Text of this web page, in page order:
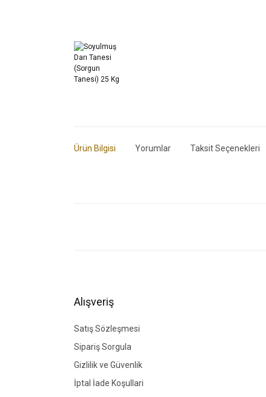
Ürün Bilgisi Yorumlar Taksit Seçenekleri
Ürün fiyatı diğer sitelerden daha pahalı.
Bu ürüne benzer farklı alternatifler olmalı.
Alışveriş
Satış Sözleşmesi
Sipariş Sorgula
Gizlilik ve Güvenlik
İptal İade Koşullari